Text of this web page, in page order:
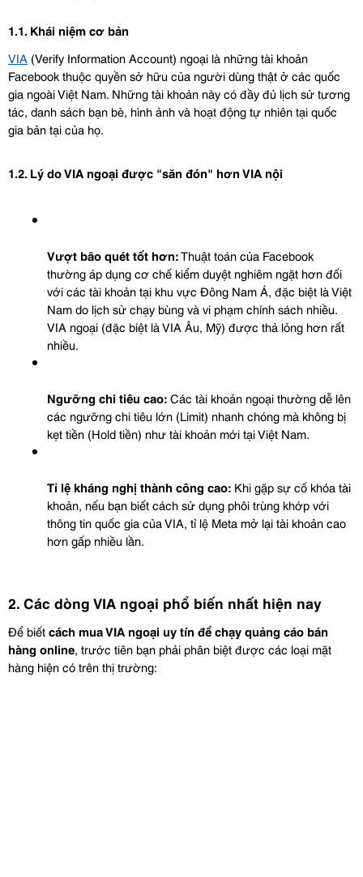
1.1. Khái niệm cơ bản
VIA (Verify Information Account) ngoại là những tài khoản
Facebook thuộc quyền sở hữu của người dùng thật ở các quốc
gia ngoài Việt Nam. Những tài khoản này có đầy đủ lịch sử tương
tác, danh sách bạn bè, hình ảnh và hoạt động tự nhiên tại quốc
gia bản tại của họ.
1.2. Lý do VIA ngoại được "săn đón" hơn VIA nội
Vượt bão quét tốt hơn: Thuật toán của Facebook
thường áp dụng cơ chế kiểm duyệt nghiêm ngặt hơn đối
với các tài khoản tại khu vực Đông Nam Á, đặc biệt là Việt
Nam do lịch sử chạy bùng và vi phạm chính sách nhiều.
VIA ngoại (đặc biệt là VIA Âu, Mỹ) được thả lỏng hơn rất
nhiều.
Ngưỡng chi tiêu cao: Các tài khoản ngoại thường dễ lên
các ngưỡng chi tiêu lớn (Limit) nhanh chóng mà không bị
kẹt tiền (Hold tiền) như tài khoản mới tại Việt Nam.
Tỉ lệ kháng nghị thành công cao: Khi gặp sự cố khóa tài
khoản, nếu bạn biết cách sử dụng phôi trùng khớp với
thông tin quốc gia của VIA, tỉ lệ Meta mở lại tài khoản cao
hơn gấp nhiều lần.
2. Các dòng VIA ngoại phổ biến nhất hiện nay
Để biết cách mua VIA ngoại uy tín để chạy quảng cáo bán
hàng online, trước tiên bạn phải phân biệt được các loại mặt
hàng hiện có trên thị trường: